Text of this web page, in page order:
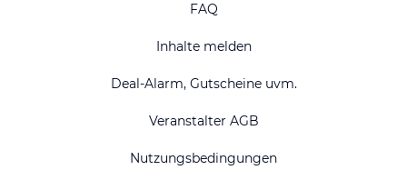
FAQ
Inhalte melden
Deal-Alarm, Gutscheine uvm.
Veranstalter AGB
Nutzungsbedingungen